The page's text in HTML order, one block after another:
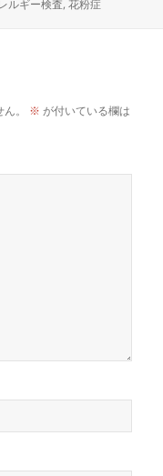
ルギー検査,花粉症
。 ※ が付いている欄は